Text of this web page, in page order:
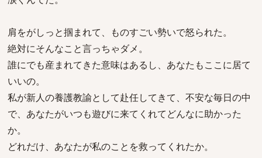
肩をがしっと掴まれて、ものすごい勢いで怒られた。
絶対にそんなこと言っちゃダメ。
誰にでも産まれてきた意味はあるし、あなたもここに居て
いいの。
私が新人の養護教諭として赴任してきて、不安な毎日の中
で、あなたがいつも遊びに来てくれてどんなに助かった
か。
どれだけ、あなたが私のことを救ってくれたか。